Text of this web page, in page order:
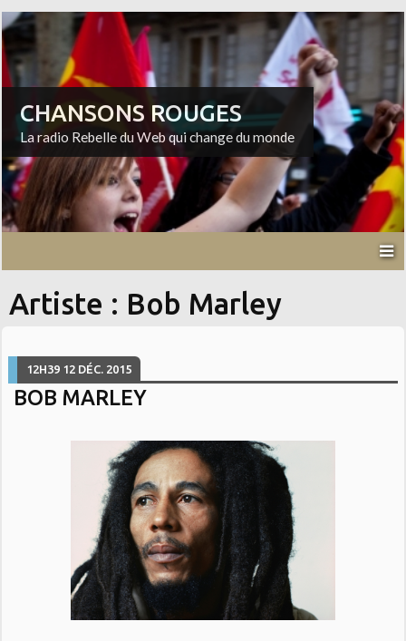
CHANSONS ROUGES
La radio Rebelle du Web qui change du monde
Artiste : Bob Marley
12H39 12 DÉC. 2015
BOB MARLEY